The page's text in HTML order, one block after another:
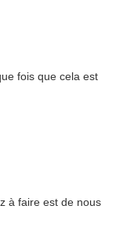
fois que cela est
à faire est de nous